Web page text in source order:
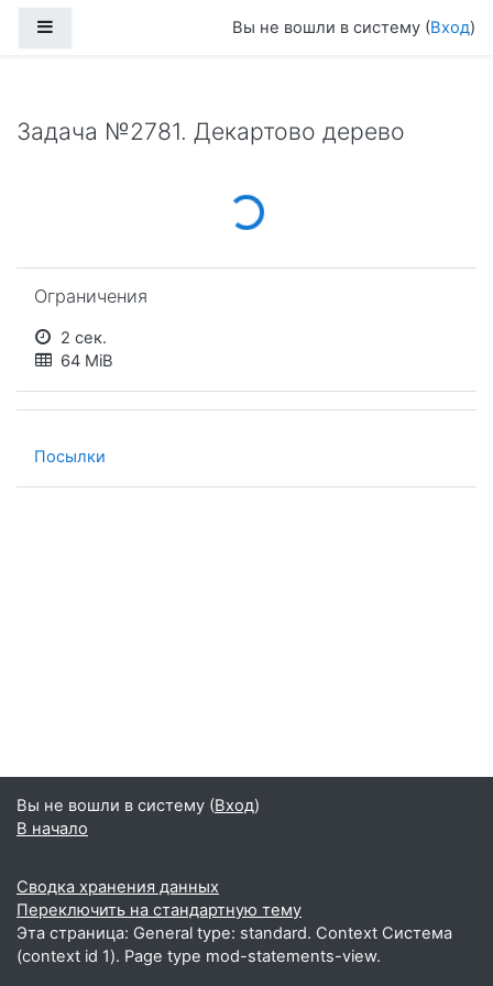
Вы не вошли в систему (Вход)
Задача №2781. Декартово дерево
Loading...
Ограничения
2 сек.
64 MiB
Посылки
Вы не вошли в систему (Вход)
В начало
Сводка хранения данных
Переключить на стандартную тему
Эта страница: General type: standard. Context Система
(context id 1). Page type mod-statements-view.